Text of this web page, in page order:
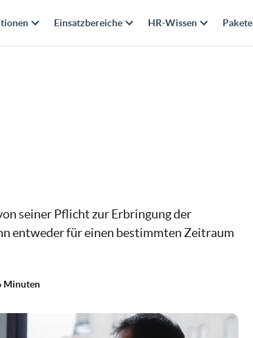
Einsatzbereiche HR-Wissen Pakete
seiner Pflicht zur Erbringung der
entweder für einen bestimmten Zeitraum
Minuten